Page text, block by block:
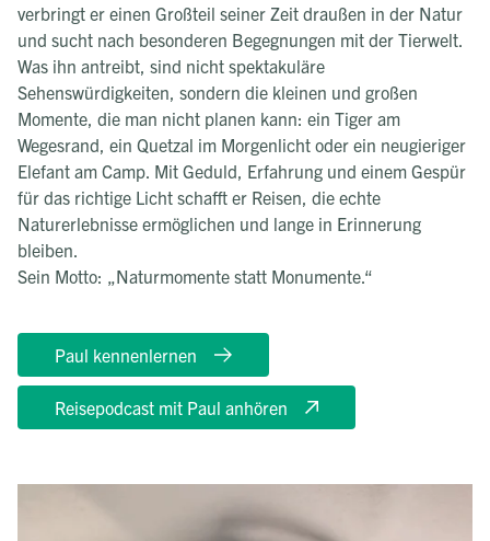
verbringt er einen Großteil seiner Zeit draußen in der Natur
und sucht nach besonderen Begegnungen mit der Tierwelt.
Was ihn antreibt, sind nicht spektakuläre
Sehenswürdigkeiten, sondern die kleinen und großen
Momente, die man nicht planen kann: ein Tiger am
Wegesrand, ein Quetzal im Morgenlicht oder ein neugieriger
Elefant am Camp. Mit Geduld, Erfahrung und einem Gespür
für das richtige Licht schafft er Reisen, die echte
Naturerlebnisse ermöglichen und lange in Erinnerung
bleiben.
Sein Motto: „Naturmomente statt Monumente.“
Paul kennenlernen
Reisepodcast mit Paul anhören